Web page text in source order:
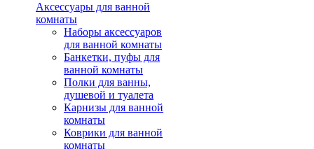
Аксессуары для ванной
комнаты
Наборы аксессуаров
для ванной комнаты
Банкетки, пуфы для
ванной комнаты
Полки для ванны,
душевой и туалета
Карнизы для ванной
комнаты
Коврики для ванной
комнаты